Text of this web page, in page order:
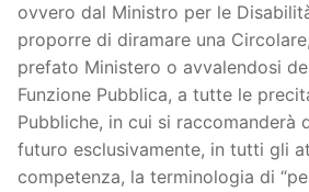
ovvero dal Ministro per le
proporre di diramare una
prefato Ministero o avvalendosi
Funzione Pubblica, a tutte le
Pubbliche, in cui si raccomanderà
futuro esclusivamente, in tutti gli
competenza, la terminologia di